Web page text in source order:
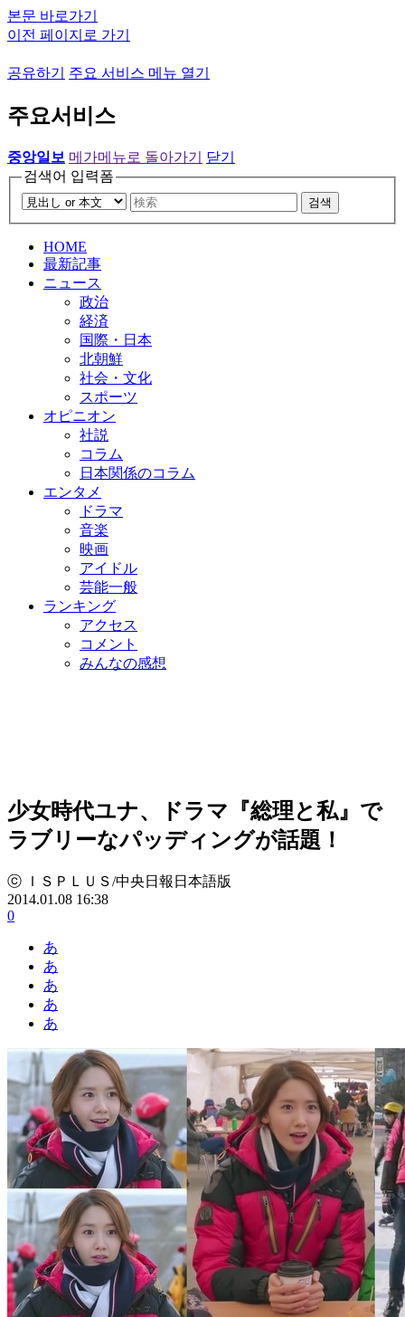
본문 바로가기
이전 페이지로 가기
공유하기 주요 서비스 메뉴 열기
주요서비스
중앙일보 메가메뉴로 돌아가기
닫기
검색어 입력폼
검색
HOME
最新記事
ニュース
政治
経済
国際・日本
北朝鮮
社会・文化
スポーツ
オピニオン
社説
コラム
日本関係のコラム
エンタメ
ドラマ
音楽
映画
アイドル
芸能一般
ランキング
アクセス
コメント
みんなの感想
少女時代ユナ、ドラマ『総理と私』で
ラブリーなパッディングが話題！
ⓒ ＩＳＰＬＵＳ/中央日報日本語版
2014.01.08 16:38
0
あ
あ
あ
あ
あ